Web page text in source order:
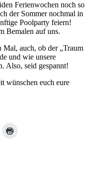
Ferienwochen noch so
der Sommer nochmal in
Poolparty feiern!
Bemalen auf uns.
auch, ob der „Traum
und wie unsere
Also, seid gespannt!
wünschen euch eure